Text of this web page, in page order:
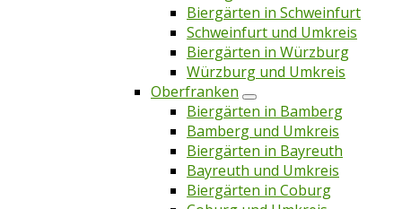
Biergärten in Schweinfurt
Schweinfurt und Umkreis
Biergärten in Würzburg
Würzburg und Umkreis
Oberfranken
Biergärten in Bamberg
Bamberg und Umkreis
Biergärten in Bayreuth
Bayreuth und Umkreis
Biergärten in Coburg